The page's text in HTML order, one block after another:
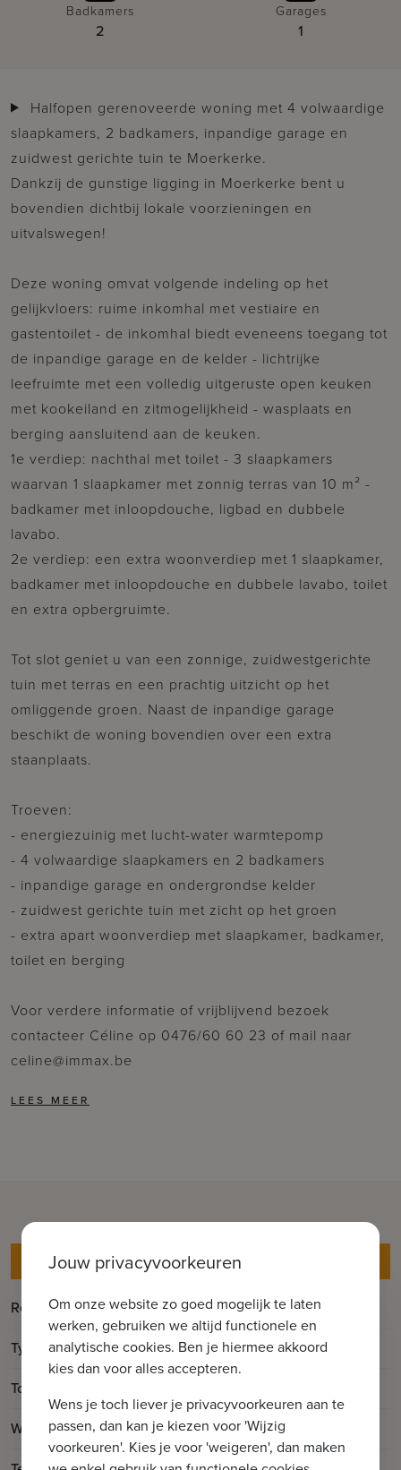
Badkamers
2
Garages
1
slaapkamers, 2 badkamers, inpandige garage en
zuidwest gerichte tuin te Moerkerke.
Dankzij de gunstige ligging in Moerkerke bent u
bovendien dichtbij lokale voorzieningen en
uitvalswegen!
Deze woning omvat volgende indeling op het
gelijkvloers: ruime inkomhal met vestiaire en
gastentoilet - de inkomhal biedt eveneens toegang tot
de inpandige garage en de kelder - lichtrijke
leefruimte met een volledig uitgeruste open keuken
met kookeiland en zitmogelijkheid - wasplaats en
berging aansluitend aan de keuken.
1e verdiep: nachthal met toilet - 3 slaapkamers
waarvan 1 slaapkamer met zonnig terras van 10 m² -
badkamer met inloopdouche, ligbad en dubbele
lavabo.
2e verdiep: een extra woonverdiep met 1 slaapkamer,
badkamer met inloopdouche en dubbele lavabo, toilet
en extra opbergruimte.
Tot slot geniet u van een zonnige, zuidwestgerichte
tuin met terras en een prachtig uitzicht op het
omliggende groen. Naast de inpandige garage
beschikt de woning bovendien over een extra
staanplaats.
Troeven:
- energiezuinig met lucht-water warmtepomp
- 4 volwaardige slaapkamers en 2 badkamers
- inpandige garage en ondergrondse kelder
- zuidwest gerichte tuin met zicht op het groen
- extra apart woonverdiep met slaapkamer, badkamer,
toilet en berging
Voor verdere informatie of vrijblijvend bezoek
contacteer Céline op 0476/60 60 23 of mail naar
celine@immax.be
Gegevens
Referentie
Middelburgsesteenweg 19D
Type
Huis
Totale oppervlakte
Woonoppervlakte 241m2
2
Jouw privacyvoorkeuren
Om onze website zo goed mogelijk te laten
werken, gebruiken we altijd functionele en
analytische cookies. Ben je hiermee akkoord
kies dan voor alles accepteren.
Wens je toch liever je privacyvoorkeuren aan te
passen, dan kan je kiezen voor 'Wijzig
voorkeuren'. Kies je voor 'weigeren', dan maken